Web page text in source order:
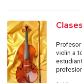
Profesor
violin a